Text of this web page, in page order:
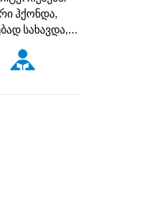
ჰქონდა,
სახავდა,...